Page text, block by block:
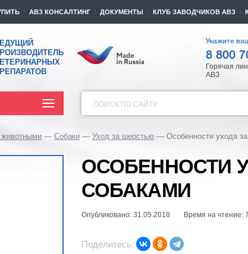
АВЗ КОНСАЛТИНГ ДОКУМЕНТЫ КЛУБ ЗАВОДЧИКОВ АВЗ
Укажите
8 800
Горячая
АВЗ
ПОИСК ПО САЙТУ
Собаки Уход за шерстью Особенности ухода
ОСОБЕННОСТИ
СОБАКАМИ
Опубликовано: 31.05.2018 Время на чтение:
Поделитесь: